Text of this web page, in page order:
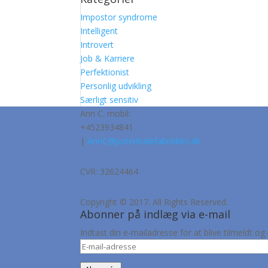
Impostor syndrome
Intelligent
Introvert
Job & Karriere
Perfektionist
Personlig udvikling
Særligt sensitiv
Ann C. mobil:
+4523934841
|AnnC@potentialefabrikken.dk
CVR: 32624464
Copyright © 2017. All Rights Reserved.
Abonner på indlæg via e-mail
Indtast din e-mailadresse for at blive tilmeldt
E-
mail-